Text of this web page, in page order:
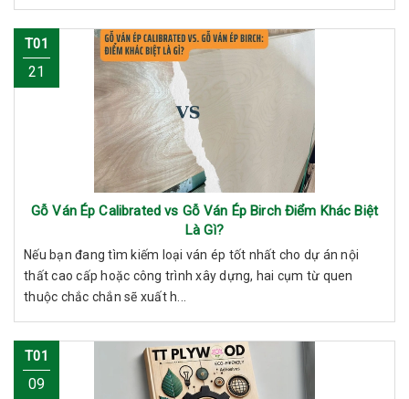
T01
21
Gỗ Ván Ép Calibrated vs Gỗ Ván Ép Birch Điểm Khác Biệt
Là Gì?
Nếu bạn đang tìm kiếm loại ván ép tốt nhất cho dự án nội
thất cao cấp hoặc công trình xây dựng, hai cụm từ quen
thuộc chắc chắn sẽ xuất h...
T01
09